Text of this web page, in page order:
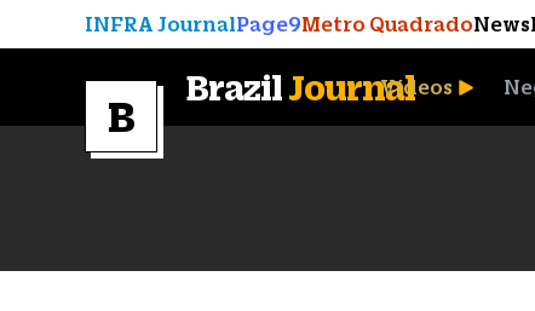
INFRA JournalPage9Metro Quadrado
BrazilJournalVídeos